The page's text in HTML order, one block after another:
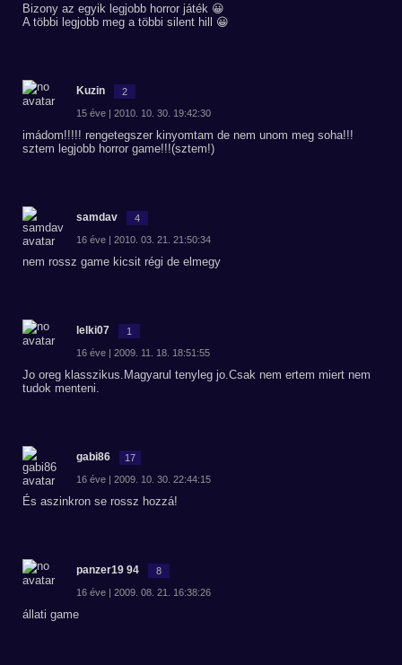
Bizony az egyik legjobb horror játék 😀
A többi legjobb meg a többi silent hill 😀
Kuzin 2
15 éve | 2010. 10. 30. 19:42:30
imádom!!!!! rengetegszer kinyomtam de nem unom meg soha!!!
sztem legjobb horror game!!!(sztem!)
samdav 4
16 éve | 2010. 03. 21. 21:50:34
nem rossz game kicsit régi de elmegy
lelki07 1
16 éve | 2009. 11. 18. 18:51:55
Jo oreg klasszikus.Magyarul tenyleg jo.Csak nem ertem miert nem
tudok menteni.
gabi86 17
16 éve | 2009. 10. 30. 22:44:15
És aszinkron se rossz hozzá!
panzer19 94 8
16 éve | 2009. 08. 21. 16:38:26
állati game